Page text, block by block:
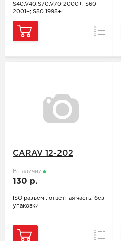
S40,V40,S70,V70 2000+; S60
2001+; S80 1998+
CARAV 12-202
В наличии
130 р.
ISO разъём , ответная часть, без
упаковки